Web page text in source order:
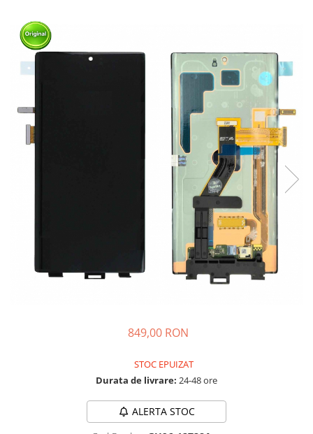
849,00 RON
STOC EPUIZAT
Durata de livrare: 24-48 ore
ALERTA STOC